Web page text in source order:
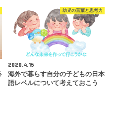
幼児の言葉と思考力
2020.4.15
海外で暮らす自分の子どもの日本
語レベルについて考えておこう